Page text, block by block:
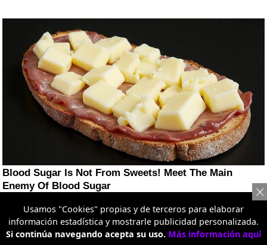
Usamos "Cookies" propias y de terceros para elaborar
información estadística y mostrarle publicidad personalizada.
Si continúa navegando acepta su uso. Más información aquí